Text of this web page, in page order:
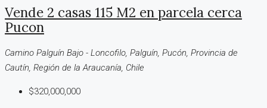
Vende 2 casas 115 M2 en parcela cerca
Pucon
Camino Palguín Bajo - Loncofilo, Palguín, Pucón, Provincia de
Cautín, Región de la Araucanía, Chile
$320,000,000